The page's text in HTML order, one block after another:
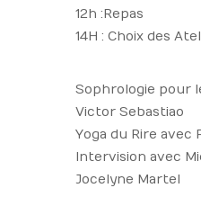
12h : Repas
14H : Choix des
Sophrologie pour
Victor Sebastiao
Yoga du Rire avec
Intervision avec
Jocelyne Martel